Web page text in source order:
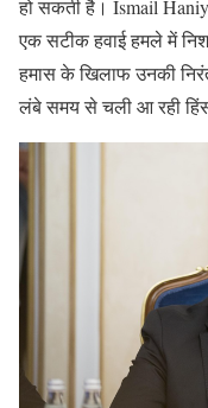
हो सकती है। Ismail
एक सटीक हवाई हमले में
हमास के खिलाफ उनकी
लंबे समय से चली आ रही